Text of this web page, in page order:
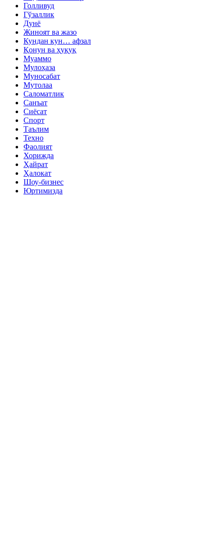
Голливуд
Гўзаллик
Дунё
Жиноят ва жазо
Кундан кун… афзал
Қонун ва ҳуқуқ
Муаммо
Мулоҳаза
Муносабат
Мутолаа
Саломатлик
Санъат
Сиёсат
Спорт
Таълим
Техно
Фаолият
Хорижда
Ҳайрат
Ҳалокат
Шоу-бизнес
Юртимизда